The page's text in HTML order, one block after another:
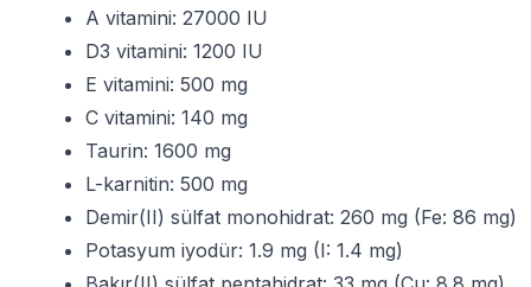
A vitamini: 27000 IU
D3 vitamini: 1200 IU
E vitamini: 500 mg
C vitamini: 140 mg
Taurin: 1600 mg
L-karnitin: 500 mg
Demir(II) sülfat monohidrat: 260 mg (Fe: 86 mg)
Potasyum iyodür: 1.9 mg (I: 1.4 mg)